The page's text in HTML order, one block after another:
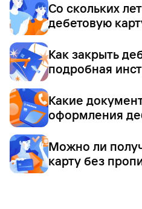
Со скольких
дебетовую
Как закрыть
подробная
Какие
оформления
Можно ли
карту без